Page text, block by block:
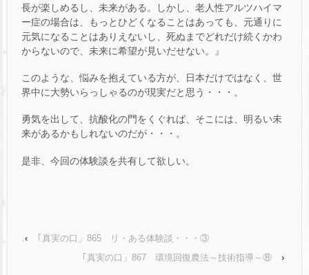
長が楽しめるし、未来がある。しかし、老人性アルツハイマ
ー症の場合は、もっとひどくなることはあっても、元通りに
元気になることはありえないし、死ぬまでどれだけ続くかわ
からないので、未来に希望が見いだせない。』
このような、悩みを抱えている方が、日本だけではなく、世
界中に大勢いらっしゃるのが現実だと思う・・・。
勇気を出して、抗酸化の門をくぐれば、そこには、明るい未
来があるかもしれないのだが・・・。
是非、今回の体験談を共有して欲しい。
‹
｢真実の口」865 リ・ある体験談・・・③
｢真実の口」867 環境回復農法～技術指導～⑧
›